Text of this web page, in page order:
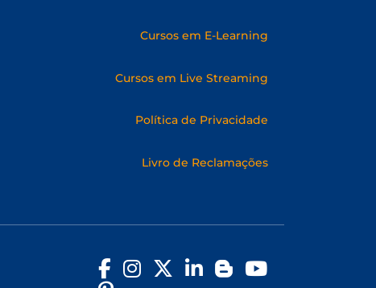
Cursos em E-Learning
Cursos em Live Streaming
Política de Privacidade
Livro de Reclamações